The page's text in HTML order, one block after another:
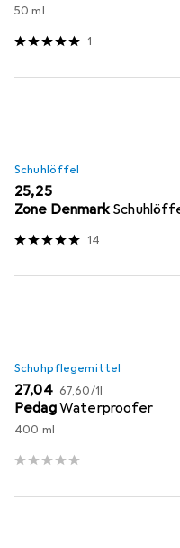
50 ml
1
Schuhlöffel
EUR
25,25
Zone Denmark
14
Schuhpflegemittel
EUR
27,04 EUR
67,60/1l
PedagWaterproofer
400 ml